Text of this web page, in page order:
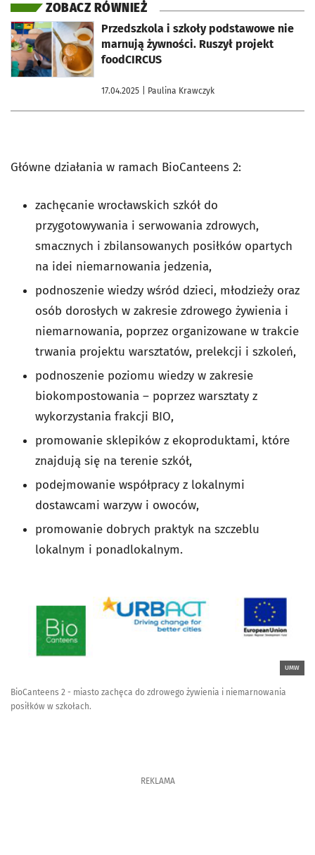
ZOBACZ RÓWNIEŻ
Przedszkola i szkoły podstawowe nie
marnują żywności. Ruszył projekt
foodCIRCUS
17.04.2025 | Paulina Krawczyk
otworzy się w nowej karcie
Główne działania w ramach BioCanteens 2:
zachęcanie wrocławskich szkół do
przygotowywania i serwowania zdrowych,
smacznych i zbilansowanych posiłków opartych
na idei niemarnowania jedzenia,
podnoszenie wiedzy wśród dzieci, młodzieży oraz
osób dorosłych w zakresie zdrowego żywienia i
niemarnowania, poprzez organizowane w trakcie
trwania projektu warsztatów, prelekcji i szkoleń,
podnoszenie poziomu wiedzy w zakresie
biokompostowania – poprzez warsztaty z
wykorzystania frakcji BIO,
promowanie sklepików z ekoproduktami, które
znajdują się na terenie szkół,
podejmowanie współpracy z lokalnymi
dostawcami warzyw i owoców,
promowanie dobrych praktyk na szczeblu
lokalnym i ponadlokalnym.
UMW
BioCanteens 2 - miasto zachęca do zdrowego żywienia i niemarnowania
posiłków w szkołach.
REKLAMA